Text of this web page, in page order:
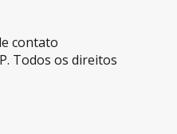
contato
Todos os direitos